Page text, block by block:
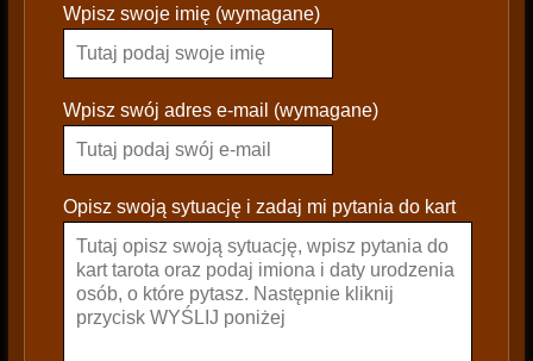
l
a
s
e
a
Wpisz swoje imię (wymagane)
Wpisz swój adres e-mail (wymagane)
Opisz swoją sytuację i zadaj mi pytania do kart